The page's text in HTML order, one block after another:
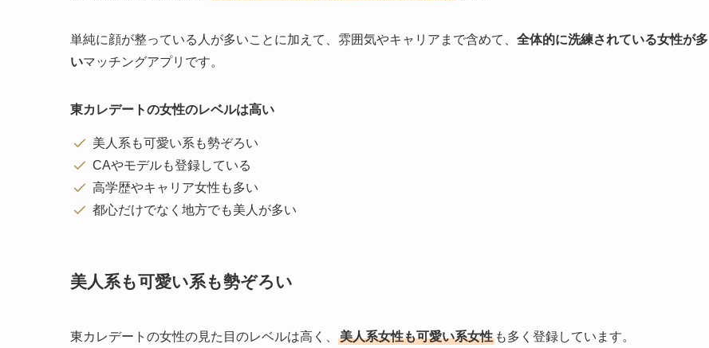
単純に顔が整っている人が多いことに加えて、雰囲気やキャリアまで含めて、 全体的に洗練されている女性が多
いマッチングアプリです。
東カレデートの女性のレベルは高い
美人系も可愛い系も勢ぞろい
CAやモデルも登録している
高学歴やキャリア女性も多い
都心だけでなく地方でも美人が多い
美人系も可愛い系も勢ぞろい
東カレデートの女性の見た目のレベルは高く、 美人系女性も可愛い系女性 も多く登録しています。